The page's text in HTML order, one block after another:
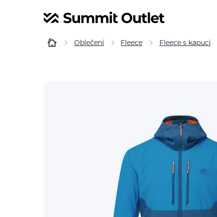
Oblečení Fleece Fleece s kapucí